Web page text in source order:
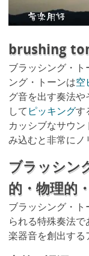
brushing
ブラッシング・ト
ング・トーンは空
グ音を出す奏法や
して ピッキングす
カッシブなサウン
み込むと非常にノ
ブラッシン
的・物理的
ブラッシング・ト
られる特殊奏法で
楽器音を創出する